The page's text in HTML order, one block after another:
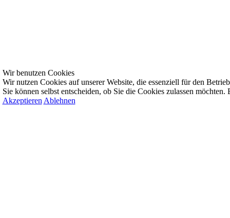
Wir benutzen Cookies
Wir nutzen Cookies auf unserer Website, die essenziell für den
Sie können selbst entscheiden, ob Sie die Cookies zulassen
Akzeptieren Ablehnen